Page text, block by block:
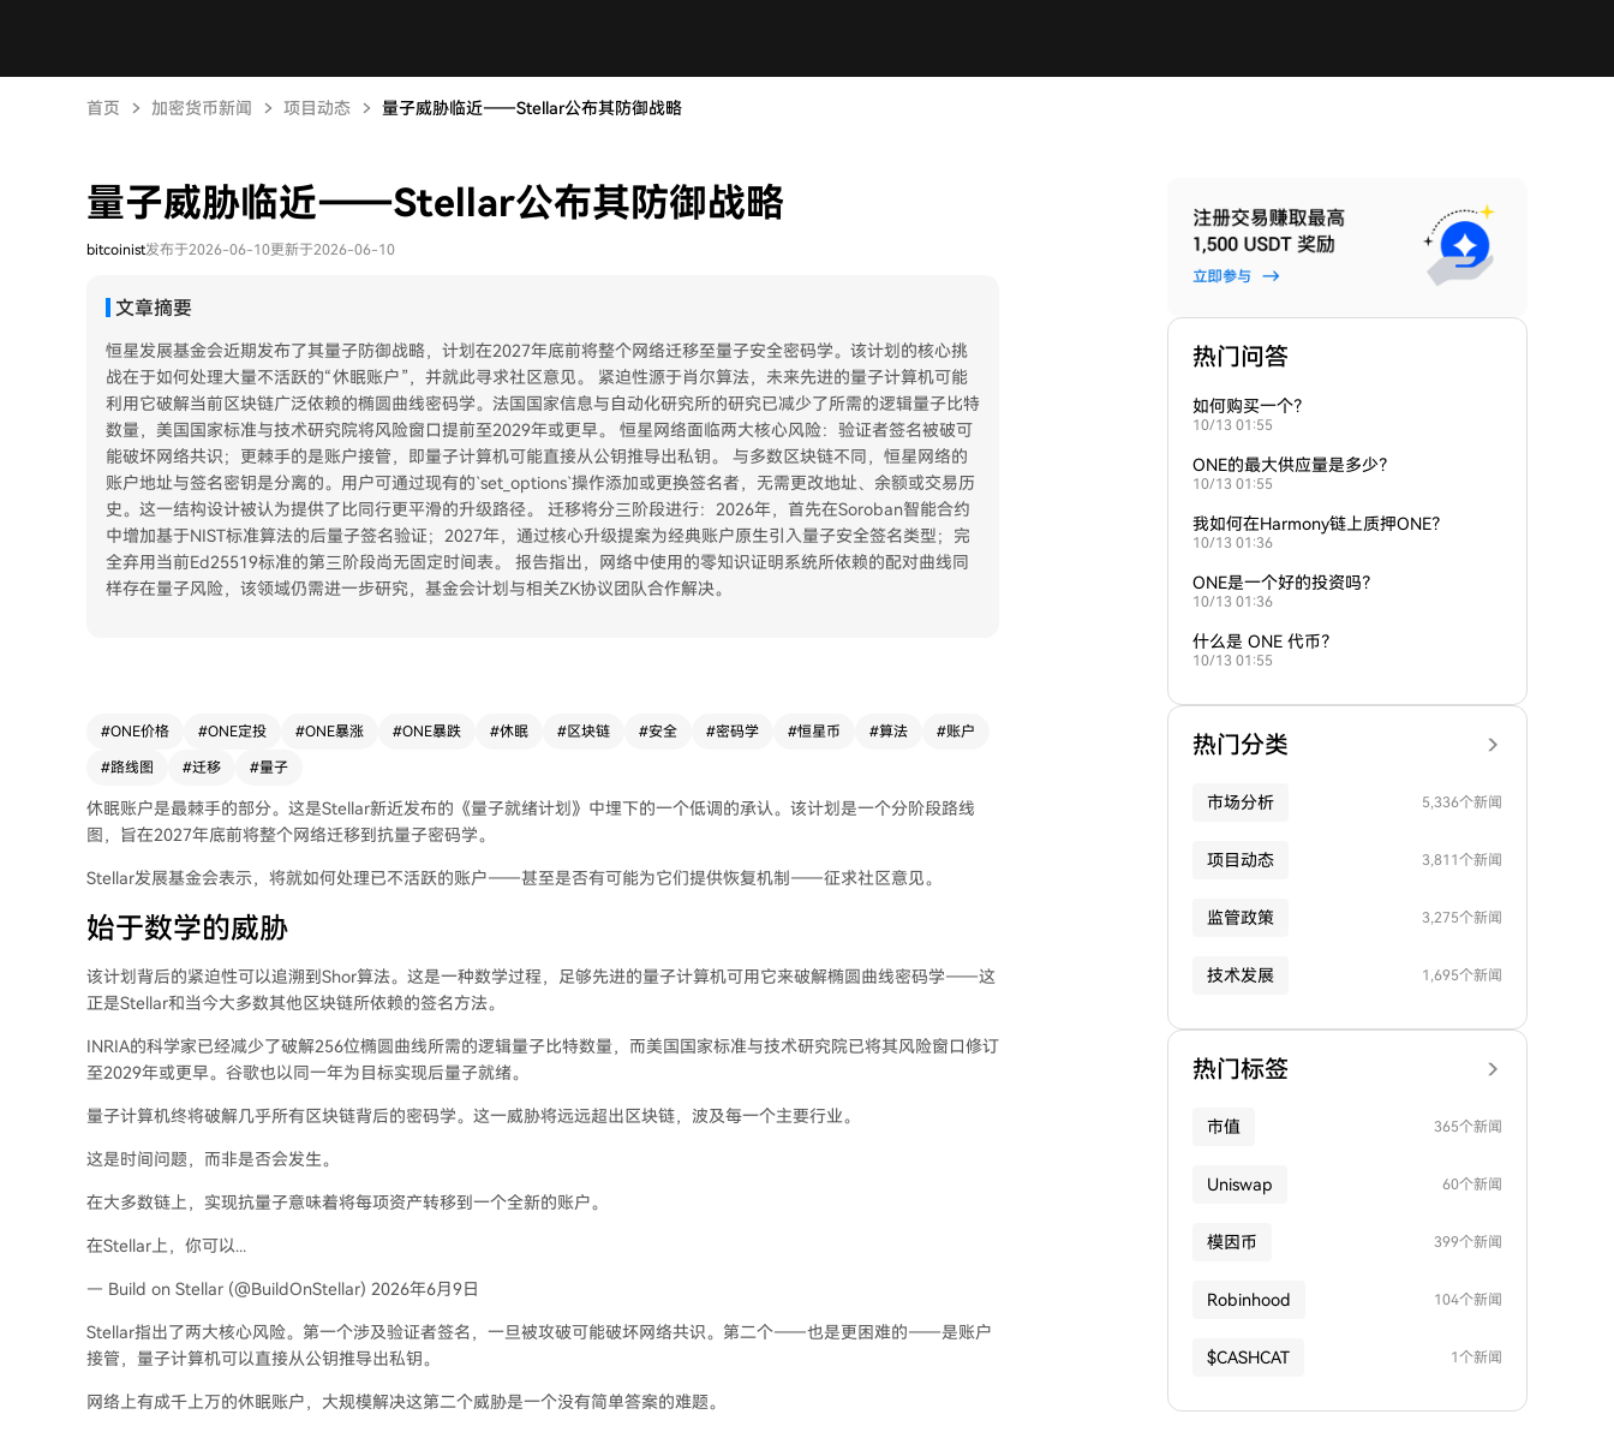
首页 加密货币新闻 项目动态 量子威胁临近——Stellar公布其防御战略
量子威胁临近——Stellar公布其防御战略
bitcoinist发布于2026-06-10更新于2026-06-10
文章摘要
恒星发展基金会近期发布了其量子防御战略，计划在2027年底前将整个网络迁移至量子安全密码学。该计划的核心挑
战在于如何处理大量不活跃的“休眠账户”，并就此寻求社区意见。 紧迫性源于肖尔算法，未来先进的量子计算机可能
利用它破解当前区块链广泛依赖的椭圆曲线密码学。法国国家信息与自动化研究所的研究已减少了所需的逻辑量子比特
数量，美国国家标准与技术研究院将风险窗口提前至2029年或更早。 恒星网络面临两大核心风险：验证者签名被破可
能破坏网络共识；更棘手的是账户接管，即量子计算机可能直接从公钥推导出私钥。 与多数区块链不同，恒星网络的
账户地址与签名密钥是分离的。用户可通过现有的`set_options`操作添加或更换签名者，无需更改地址、余额或交易历
史。这一结构设计被认为提供了比同行更平滑的升级路径。 迁移将分三阶段进行：2026年，首先在Soroban智能合约
中增加基于NIST标准算法的后量子签名验证；2027年，通过核心升级提案为经典账户原生引入量子安全签名类型；完
全弃用当前Ed25519标准的第三阶段尚无固定时间表。 报告指出，网络中使用的零知识证明系统所依赖的配对曲线同
样存在量子风险，该领域仍需进一步研究，基金会计划与相关ZK协议团队合作解决。
#ONE价格 #ONE定投 #ONE暴涨 #ONE暴跌 #休眠 #区块链 #安全 #密码学 #恒星币 #算法 #账户
#路线图 #迁移 #量子
休眠账户是最棘手的部分。这是Stellar新近发布的《量子就绪计划》中埋下的一个低调的承认。该计划是一个分阶段路线
图，旨在2027年底前将整个网络迁移到抗量子密码学。
Stellar发展基金会表示，将就如何处理已不活跃的账户——甚至是否有可能为它们提供恢复机制——征求社区意见。
始于数学的威胁
该计划背后的紧迫性可以追溯到Shor算法。这是一种数学过程，足够先进的量子计算机可用它来破解椭圆曲线密码学——这
正是Stellar和当今大多数其他区块链所依赖的签名方法。
INRIA的科学家已经减少了破解256位椭圆曲线所需的逻辑量子比特数量，而美国国家标准与技术研究院已将其风险窗口修订
至2029年或更早。谷歌也以同一年为目标实现后量子就绪。
量子计算机终将破解几乎所有区块链背后的密码学。这一威胁将远远超出区块链，波及每一个主要行业。
这是时间问题，而非是否会发生。
在大多数链上，实现抗量子意味着将每项资产转移到一个全新的账户。
在Stellar上，你可以...
— Build on Stellar (@BuildOnStellar) 2026年6月9日
Stellar指出了两大核心风险。第一个涉及验证者签名，一旦被攻破可能破坏网络共识。第二个——也是更困难的——是账户
接管，量子计算机可以直接从公钥推导出私钥。
网络上有成千上万的休眠账户，大规模解决这第二个威胁是一个没有简单答案的难题。
热门问答
如何购买一个？
10/13 01:55
ONE的最大供应量是多少？
10/13 01:55
我如何在Harmony链上质押ONE？
10/13 01:36
ONE是一个好的投资吗？
10/13 01:36
什么是 ONE 代币？
10/13 01:55
热门分类
市场分析 5,336个新闻
项目动态 3,811个新闻
监管政策 3,275个新闻
技术发展 1,695个新闻
热门标签
市值 365个新闻
Uniswap 60个新闻
模因币 399个新闻
Robinhood 104个新闻
$CASHCAT 1个新闻